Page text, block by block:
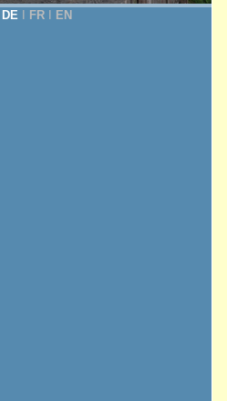
DE FR EN